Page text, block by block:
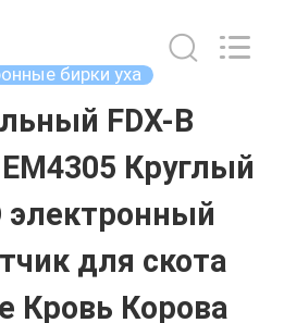
бирки уха
FDX-B
Круглый
электронный
для скота
Кровь Корова